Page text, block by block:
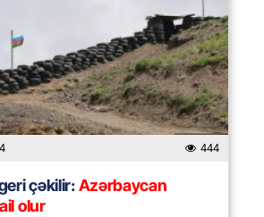
444
çəkilir:Azərbaycan
olur